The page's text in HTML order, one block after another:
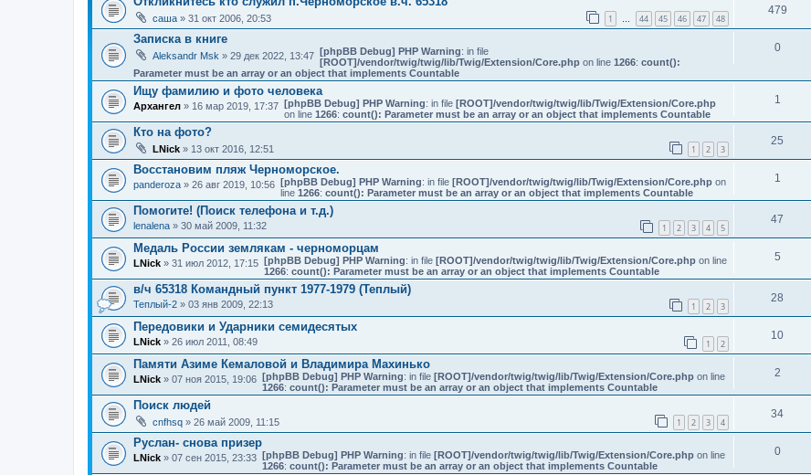
саша » 31 окт 2006, 20:53 1 44 45 46 47 48
479
Записка в книге
Aleksandr Msk » 29 дек 2022, 13:47 [phpBB Debug] PHP Warning: in file
[ROOT]/vendor/twig/twig/lib/Twig/Extension/Core.phpon line 1266: count():
Parameter must be an array or an object that implements Countable
0
Ищу фамилию и фото человека
Архангел » 16 мар 2019, 17:37 [phpBB Debug] PHP Warning: in file [ROOT]/vendor/twig/twig/lib/Twig/Extension/Core.php
on line 1266: count(): Parameter must be an array or an object that implements Countable
1
Кто на фото?
LNick » 13 окт 2016, 12:51 1 2 3
25
Восстановим пляж Черноморское.
panderoza » 26 авг 2019, 10:56 [phpBB Debug] PHP Warning: in file [ROOT]/vendor/twig/twig/lib/Twig/Extension/Core.phpon
line 1266: count(): Parameter must be an array or an object that implements Countable
1
Помогите! (Поиск телефона и т.д.)
lenalena » 30 май 2009, 11:32 1 2 3 4 5
47
Медаль России землякам - черноморцам
LNick » 31 июл 2012, 17:15 [phpBB Debug] PHP Warning: in file [ROOT]/vendor/twig/twig/lib/Twig/Extension/Core.phpon line
1266: count(): Parameter must be an array or an object that implements Countable
5
в/ч 65318 Командный пункт 1977-1979 (Теплый)
Теплый-2 » 03 янв 2009, 22:13 1 2 3
28
Передовики и Ударники семидесятых
LNick » 26 июл 2011, 08:49 1 2
10
Памяти Азиме Кемаловой и Владимира Махинько
LNick » 07 ноя 2015, 19:06 [phpBB Debug] PHP Warning: in file [ROOT]/vendor/twig/twig/lib/Twig/Extension/Core.phpon line
1266: count(): Parameter must be an array or an object that implements Countable
2
Поиск людей
cnfhsq » 26 май 2009, 11:15 1 2 3 4
34
Руслан- снова призер
LNick » 07 сен 2015, 23:33 [phpBB Debug] PHP Warning: in file [ROOT]/vendor/twig/twig/lib/Twig/Extension/Core.phpon line
1266: count(): Parameter must be an array or an object that implements Countable
0